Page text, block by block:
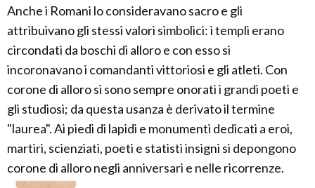
Anche i Romani lo consideravano sacro e gli
attribuivano gli stessi valori simbolici: i templi erano
circondati da boschi di alloro e con esso si
incoronavano i comandanti vittoriosi e gli atleti. Con
corone di alloro si sono sempre onorati i grandi poeti e
gli studiosi; da questa usanza è derivato il termine
"laurea". Ai piedi di lapidi e monumenti dedicati a eroi,
martiri, scienziati, poeti e statisti insigni si depongono
corone di alloro negli anniversari e nelle ricorrenze.